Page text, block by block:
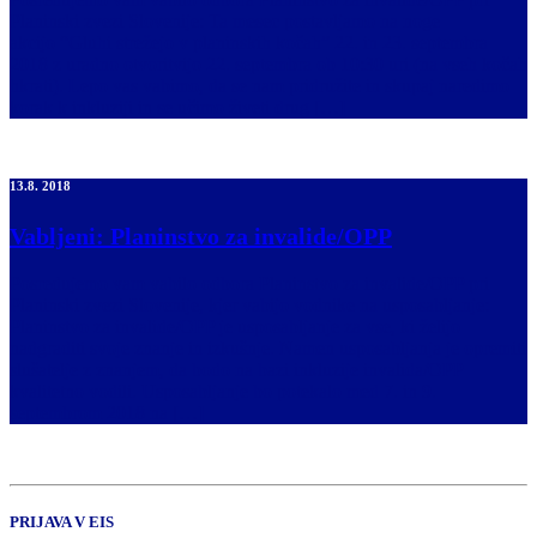
13.8. 2018
Vabljeni: Planinstvo za invalide/OPP
PRIJAVA V EIS